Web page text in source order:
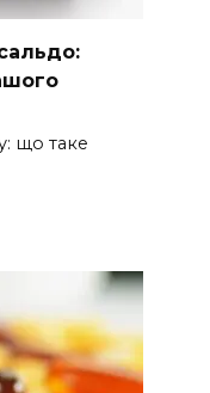
що таке